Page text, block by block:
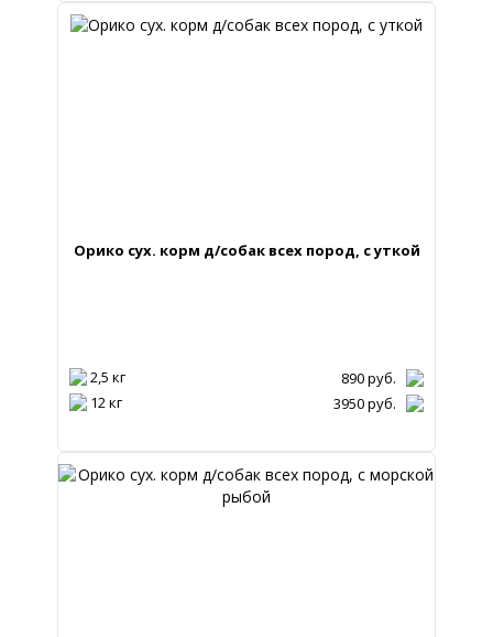
Орико сух. корм д/собак всех пород, с уткой
2,5 кг 890руб.
12 кг
3950руб.